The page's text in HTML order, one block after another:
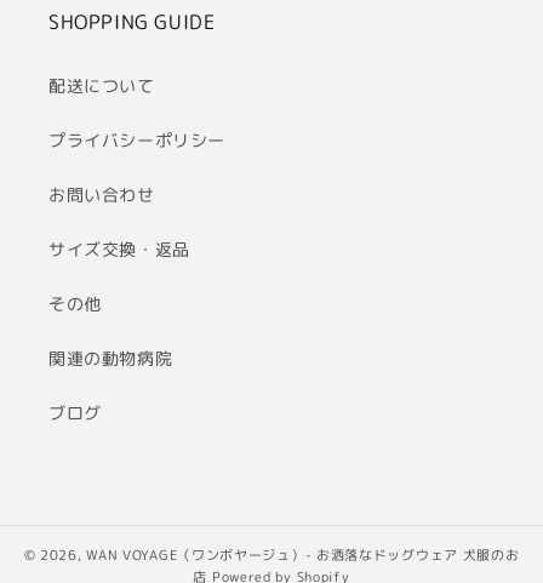
SHOPPING GUIDE
配送について
プライバシーポリシー
お問い合わせ
サイズ交換・返品
その他
関連の動物病院
ブログ
© 2026,WAN VOYAGE（ワンボヤージュ）- お洒落なドッグウェア 犬服のお
店 Powered by Shopify